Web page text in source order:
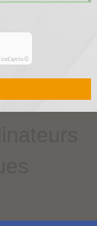
IconCaptcha ©